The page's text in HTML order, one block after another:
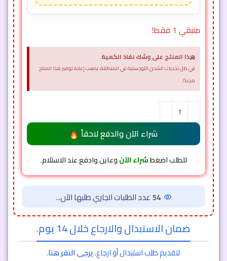
متبقي 1 فقط!
هذا المنتج على وشك نفاذ الكمية.
في ظل تحديات الشحن اللوجستية في المنطقة، يصعب إعادة توفير هذا المنتج
مجددًا.
×
شراء الآن والدفع لاحقاً
للطلب اضغطشراء الآنوعاين وادفع عند الاستلام.
54عدد الطلبات الجاري طلبها الآن...
ضمان الاستبدال والارجاع خلال 14 يوم.
لتقديم طلب استبدال أو ارجاع،يرجى النقر هنا.